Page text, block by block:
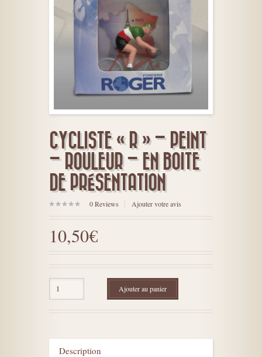
CYCLISTE « R » – PEINT
– ROULEUR – EN BOITE
DE PRÉSENTATION
0Reviews Ajouter votre avis
10,50€
Ajouter au panier
Description